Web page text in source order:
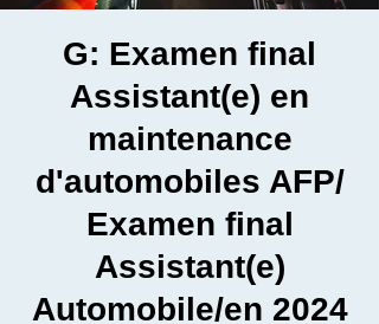
G: Examen final
Assistant(e) en
maintenance
d'automobiles AFP/
Examen final
Assistant(e)
Automobile/en 2024